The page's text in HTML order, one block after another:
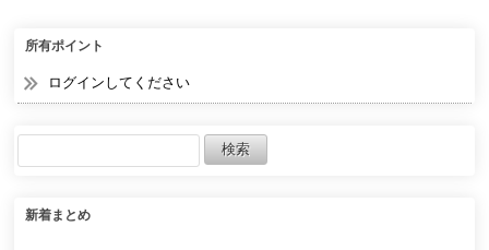
所有ポイント
ログインしてください
新着まとめ